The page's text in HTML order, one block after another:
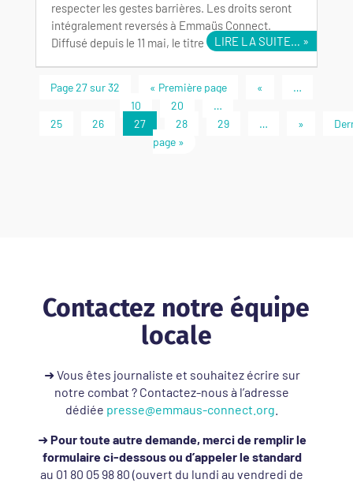
respecter les gestes barrières. Les droits seront
intégralement reversés à Emmaüs Connect.
Diffusé depuis le 11 mai, le titre « Corona…
LIRE LA SUITE…
Page 27 sur 32 « Première page «
…
10
20
…
25
26 27 28 29 … »
page »
Contactez notre équipe
locale
➜ Vous êtes journaliste et souhaitez écrire sur
notre combat ? Contactez-nous à l’adresse
dédiée presse@emmaus-connect.org
➜ Pour toute autre demande, merci de remplir le
formulaire ci-dessous ou d’appeler le standard
au 01 80 05 98 80 (ouvert du lundi au vendredi de